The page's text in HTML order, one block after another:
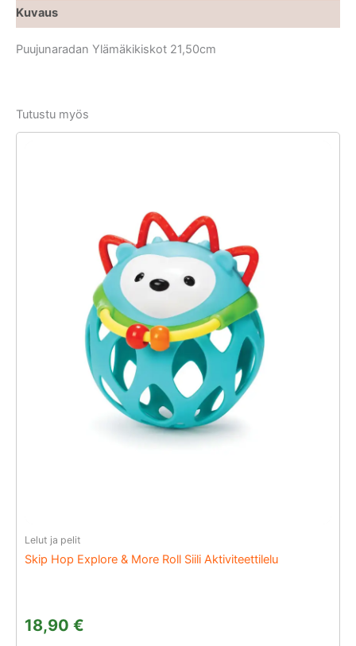
Kuvaus
Puujunaradan Ylämäkikiskot 21,50cm
Tutustu myös
Lelut ja pelit
Skip Hop Explore & More Roll Siili Aktiviteettilelu
18,90 €